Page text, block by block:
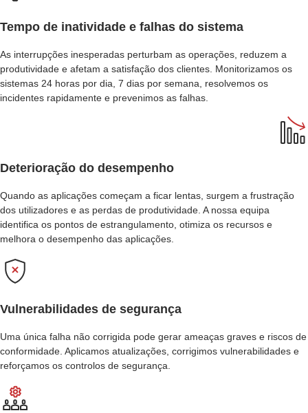
Tempo de inatividade e falhas do sistema
As interrupções inesperadas perturbam as operações, reduzem a
produtividade e afetam a satisfação dos clientes. Monitorizamos os
sistemas 24 horas por dia, 7 dias por semana, resolvemos os
incidentes rapidamente e prevenimos as falhas.
Deterioração do desempenho
Quando as aplicações começam a ficar lentas, surgem a frustração
dos utilizadores e as perdas de produtividade. A nossa equipa
identifica os pontos de estrangulamento, otimiza os recursos e
melhora o desempenho das aplicações.
Vulnerabilidades de segurança
Uma única falha não corrigida pode gerar ameaças graves e riscos de
conformidade. Aplicamos atualizações, corrigimos vulnerabilidades e
reforçamos os controlos de segurança.